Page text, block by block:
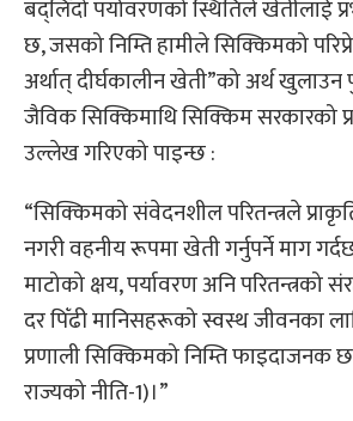
बद्लिँदो पर्यावरणको स्थितिले खेतीलाई
छ, जसको निम्ति हामीले सिक्किमको
अर्थात् दीर्घकालीन खेती”को अर्थ खुलाउन
जैविक सिक्किमाथि सिक्किम सरकारको
उल्लेख गरिएको पाइन्छ :
“सिक्किमको संवेदनशील परितन्त्रले
नगरी वहनीय रूपमा खेती गर्नुपर्ने माग
माटोको क्षय, पर्यावरण अनि परितन्त्रको
दर पिँढी मानिसहरूको स्वस्थ जीवनका
प्रणाली सिक्किमको निम्ति फाइदाजनक
राज्यको नीति-1)।”